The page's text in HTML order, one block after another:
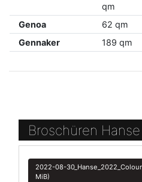
qm
Genoa
62 qm
Gennaker
189 qm
Broschüren Hanse
2022-08-
MiB)